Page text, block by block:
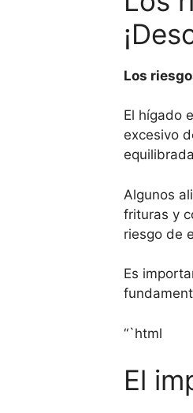
Los
El hígado
excesivo
Algunos
frituras y
riesgo de
Es
“`html
El